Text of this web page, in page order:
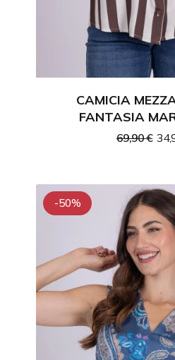
CAMICIA
FANTASIA
69,90 €
-50%